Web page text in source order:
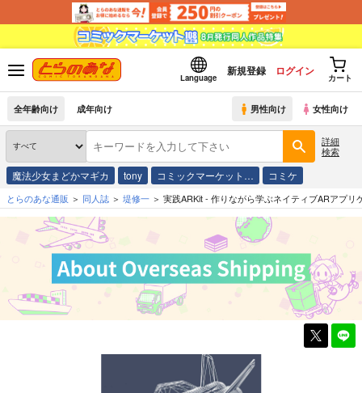
Language
新規登録 ログイン
カート
全年齢向け 成年向け 男性向け 女性向け
詳細
検索
魔法少女まどかマギカ tony コミックマーケット… コミケ
とらのあな通販 同人誌 堤修一 実践ARKit - 作りながら学ぶネイティブARアプリ